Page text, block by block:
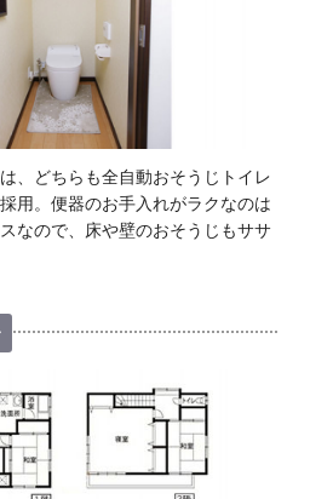
、どちらも全自動おそうじトイレ
用。便器のお手入れがラクなのは
なので、床や壁のおそうじもササ